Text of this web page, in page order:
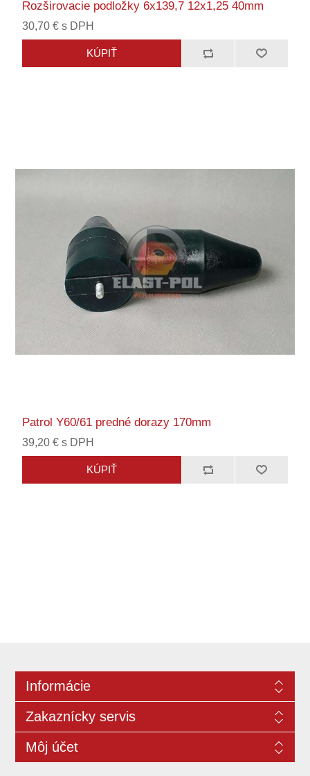
Rozširovacie podložky 6x139,7 12x1,25 40mm
30,70 € s DPH
Patrol Y60/61 predné dorazy 170mm
39,20 € s DPH
Informácie
Zakaznícky servis
Môj účet